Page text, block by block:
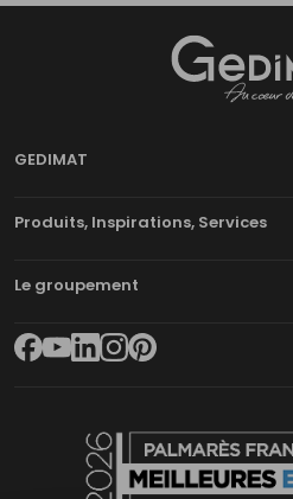
GEDIMAT
Produits, Inspirations, Services
Le groupement